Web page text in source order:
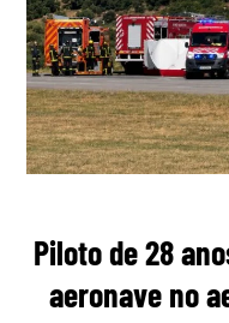
Piloto de 28
aeronave no